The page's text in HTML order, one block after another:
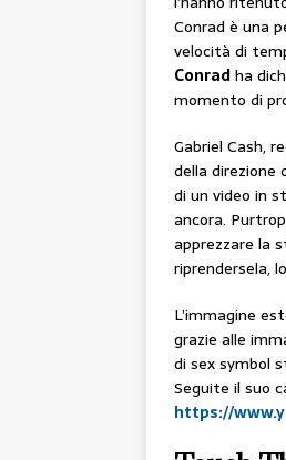
Conrad è una
velocità di
Conradha
momento di
Gabriel Cash,
della direzione
di un video in
ancora.
apprezzare la
riprendersela,
L’immagine
grazie alle
di sex symbol
Seguite il suo
https://